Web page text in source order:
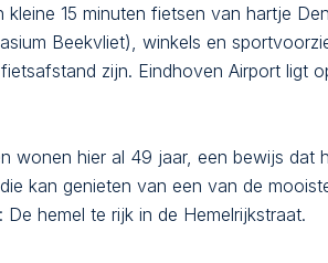
15 minuten fietsen van hartje
Beekvliet), winkels en
zijn. Eindhoven Airport ligt
wonen hier al 49 jaar, een bewijs
kan genieten van een van de
hemel te rijk in de Hemelrijkstraat.